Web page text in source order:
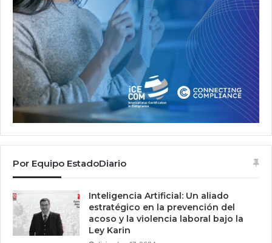
Por Equipo EstadoDiario
Inteligencia Artificial: Un aliado
estratégico en la prevención del
acoso y la violencia laboral bajo la
Ley Karin